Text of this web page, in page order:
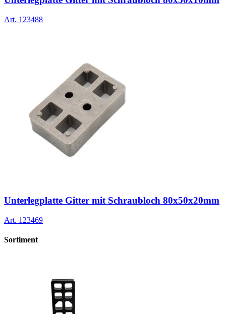
Art. 123488
Unterlegplatte Gitter mit Schraubloch 80x50x20mm
Art. 123469
Sortiment